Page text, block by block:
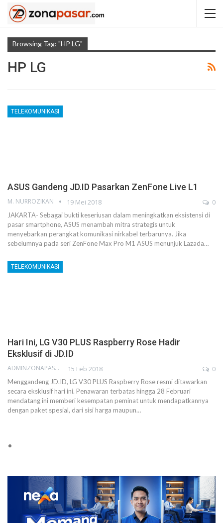
Browsing Tag: "HP LG"
HP LG
TELEKOMUNIKASI
ASUS Gandeng JD.ID Pasarkan ZenFone Live L1
M. NURROZIKAN 19 Mei 2018 0
JAKARTA- Sebagai bukti keseriusan dalam meningkatkan eksistensi di
pasar smartphone, ASUS menambah mitra strategis untuk
menyebarkan perangkat komunikasi nirkabel terbarunya. Jika
sebelumnya pada seri ZenFone Max Pro M1 ASUS menunjuk Lazada…
TELEKOMUNIKASI
Hari Ini, LG V30 PLUS Raspberry Rose Hadir
Eksklusif di JD.ID
ADMINZONAPASAR 15 Feb 2018 0
Menggandeng JD.ID, LG V30 PLUS Raspberry Rose resmi ditawarkan
secara eksklusif hari ini. Penawaran terbatas hingga 28 Februari
mendatang ini memberi kesempatan peminat untuk mendapatkannya
dengan paket spesial, dari sisi harga maupun…